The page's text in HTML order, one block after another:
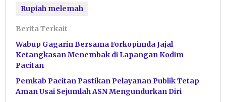
Rupiah melemah
Berita Terkait
Wabup Gagarin Bersama Forkopimda Jajal
Ketangkasan Menembak di Lapangan Kodim
Pacitan
Pemkab Pacitan Pastikan Pelayanan Publik Tetap
Aman Usai Sejumlah ASN Mengundurkan Diri